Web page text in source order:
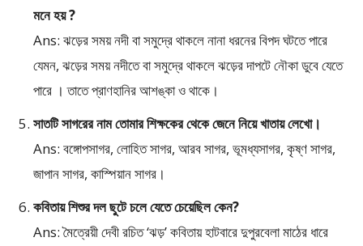
মনে হয় ?
Ans: ঝড়ের সময় নদী বা সমুদ্রে থাকলে নানা ধরনের বিপদ ঘটতে পারে
যেমন, ঝড়ের সময় নদীতে বা সমুদ্রে থাকলে ঝড়ের দাপটে নৌকা ডুবে যেতে
পারে । তাতে প্রাণহানির আশঙ্কা ও থাকে।
সাতটি সাগরের নাম তোমার শিক্ষকের থেকে জেনে নিয়ে খাতায় লেখো।
Ans: বঙ্গোপসাগর, লোহিত সাগর, আরব সাগর, ভূমধ্যসাগর, কৃষ্ণ সাগর,
জাপান সাগর, কাস্পিয়ান সাগর।
কবিতায় শিশুর দল ছুটে চলে যেতে চেয়েছিল কেন?
Ans: মৈত্রেয়ী দেবী রচিত ‘ঝড়’ কবিতায় হাটবারে দুপুরবেলা মাঠের ধারে